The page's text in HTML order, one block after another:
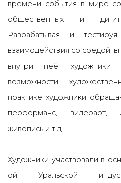
времени события в мире
общественных и
Разрабатывая и
взаимодействия со средой,
внутри неё, художники
возможности
практике художники
перформанс, видеоарт,
живопись и т.д.
Художники участвовали в
ой Уральской